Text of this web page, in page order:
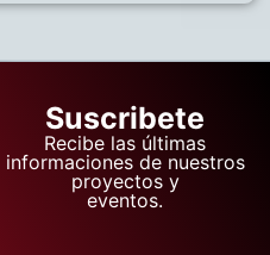
Suscribete
Recibe las últimas
informaciones de nuestros
proyectos y
eventos.